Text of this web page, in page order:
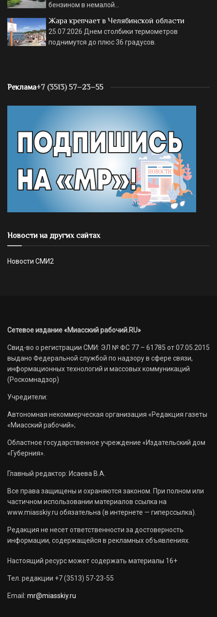
бензином в немалой…
Жара крепчает в Челябинской области
25.07.2026 Днем столбики термометров
поднимутся до плюс 36 градусов.
Реклама+7 (3513) 57–23–55
Новости на других сайтах
Новости СМИ2
Сетевое издание «Миасский рабочий.RU»
Свид-во о регистрации СМИ: ЭЛ № ФС 77 – 61785 от 07.05.2015
выдано Федеральной службой по надзору в сфере связи,
информационных технологий и массовых коммуникаций
(Роскомнадзор)
Учредители:
Автономная некоммерческая организация «Редакция газеты
«Миасский рабочий»;
Областное государственное учреждение «Издательский дом
«Губерния».
Главный редактор: Исаева В.А.
Все права защищены и охраняются законом. При полном или
частичном использовании материалов ссылка на
www.miasskiy.ru обязательна (в интернете — гиперссылка).
Редакция не несет ответственности за достоверность
информации, содержащейся в рекламных объявлениях.
Настоящий ресурс может содержать материалы 16+
Тел. редакции +7 (3513) 57-23-55
Email: mr@miasskiy.ru